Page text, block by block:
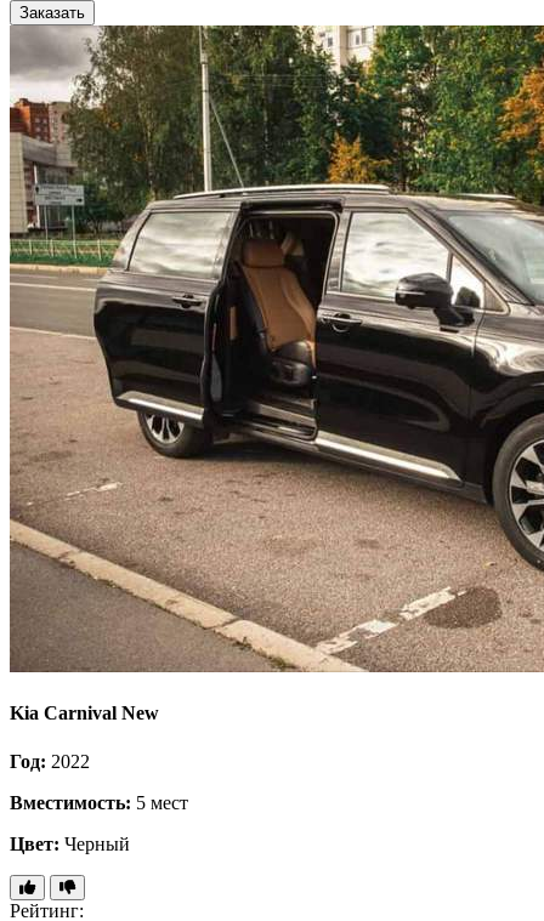
Заказать
Kia Carnival New
Год: 2022
Вместимость: 5 мест
Цвет: Черный
Рейтинг: